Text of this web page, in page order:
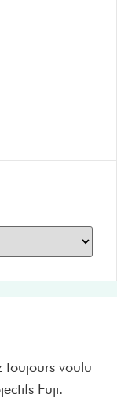
toujours voulu
Fuji.